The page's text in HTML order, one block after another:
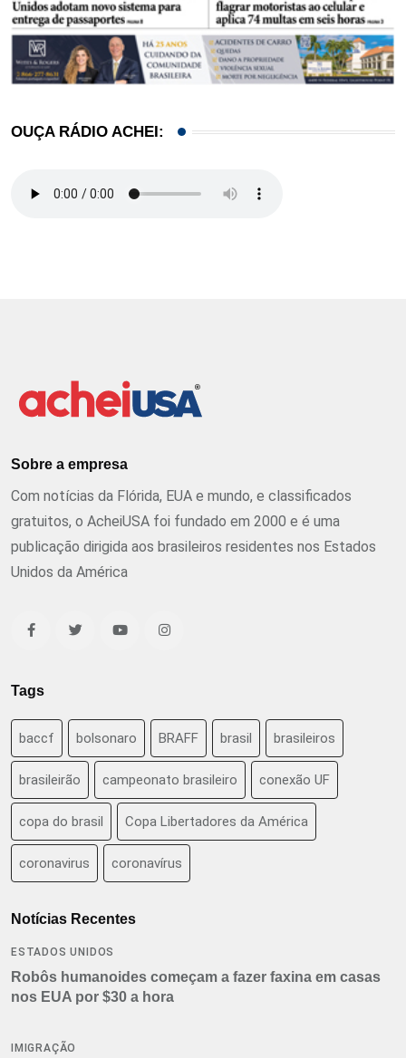
OUÇA RÁDIO ACHEI:
Sobre a empresa
Com notícias da Flórida, EUA e mundo, e classificados
gratuitos, o AcheiUSA foi fundado em 2000 e é uma
publicação dirigida aos brasileiros residentes nos Estados
Unidos da América
Tags
baccf bolsonaro BRAFF brasil brasileiros
brasileirão campeonato brasileiro conexão UF
copa do brasil Copa Libertadores da América
coronavirus coronavírus
Notícias Recentes
ESTADOS UNIDOS
Robôs humanoides começam a fazer faxina em casas
nos EUA por $30 a hora
IMIGRAÇÃO